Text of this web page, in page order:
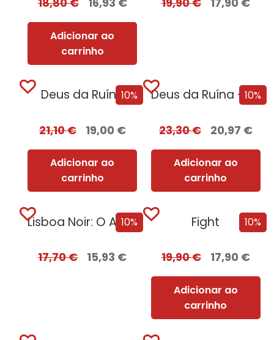
Adicionar ao
carrinho
10%
Deus da Ruína
21,10€ 19,00 €
Adicionar ao
carrinho
10%
Deus da Ruína – Edição com EDGES
23,30€ 20,97 €
Adicionar ao
carrinho
10%
Lisboa Noir: O Ano Negro de 1929...
17,70€ 15,93 €
10%
Fight
19,90€ 17,90 €
Adicionar ao
carrinho